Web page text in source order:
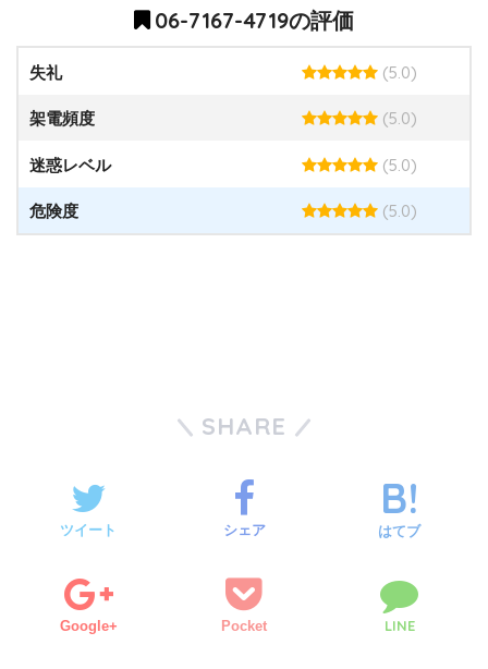
06-7167-4719の評価
失礼 (5.0)
架電頻度 (5.0)
迷惑レベル (5.0)
危険度 (5.0)
SHARE
ツイート シェア はてブ
Google+ Pocket LINE